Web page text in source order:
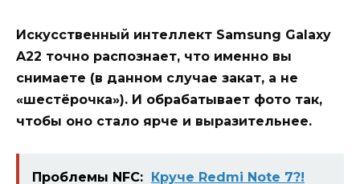
Искусственный интеллект Samsung Galaxy
A22 точно распознает, что именно вы
снимаете (в данном случае закат, а не
«шестёрочка»). И обрабатывает фото так,
чтобы оно стало ярче и выразительнее.
Проблемы NFC: Круче Redmi Note 7?!